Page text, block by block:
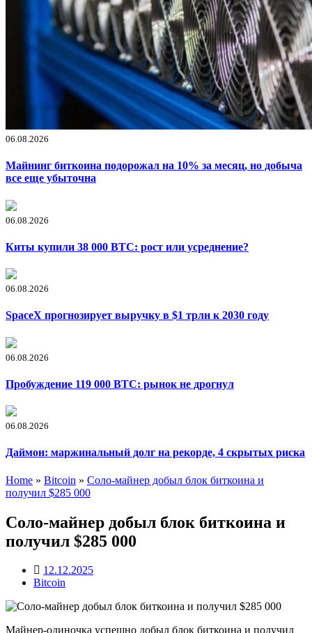
06.08.2026
Майнинг биткоина подорожал на 10% за месяц, но добыча
все еще убыточна
06.08.2026
Киты купили 38 000 BTC: рост или усреднение?
06.08.2026
SpaceX прогнозирует выручку в $1 трлн к 2030 году
06.08.2026
Пробуждение 119 000 BTC: рынок не дрогнул
06.08.2026
Даймон: маржинальный долг на рекорде, 4 скрытых риска
Home » Bitcoin » Соло-майнер добыл блок биткоина и
получил $285 000
Соло-майнер добыл блок биткоина и
получил $285 000
12.12.2025
Bitcoin
Майнер-одиночка успешно добыл блок биткоина и получил